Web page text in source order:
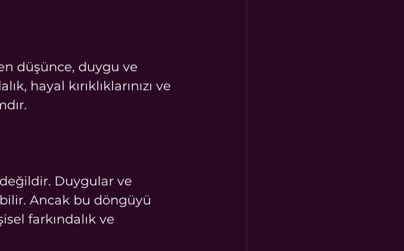
düşünce, duygu ve
hayal kırıklıklarınızı ve
Duygular ve
Ancak bu döngüyü
farkındalık ve